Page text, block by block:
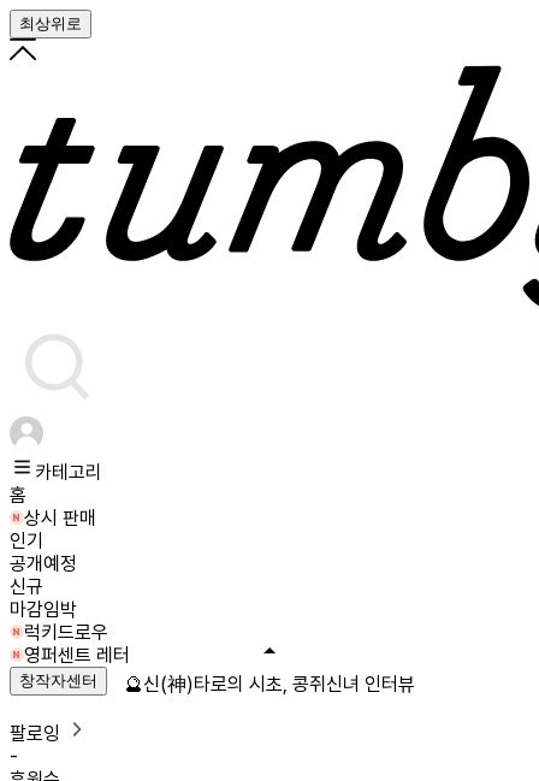
최상위로
카테고리
홈
상시 판매
인기
공개예정
신규
마감임박
럭키드로우
영퍼센트 레터
창작자센터
팔로잉
-
🔮신(神)타로의 시초, 콩쥐신녀 인터뷰